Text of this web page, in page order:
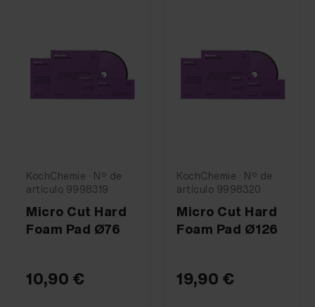
KochChemie · Nº de
artículo 9998319
Micro Cut Hard
Foam Pad Ø76
10,90 €
KochChemie · Nº de
artículo 9998320
Micro Cut Hard
Foam Pad Ø126
19,90 €